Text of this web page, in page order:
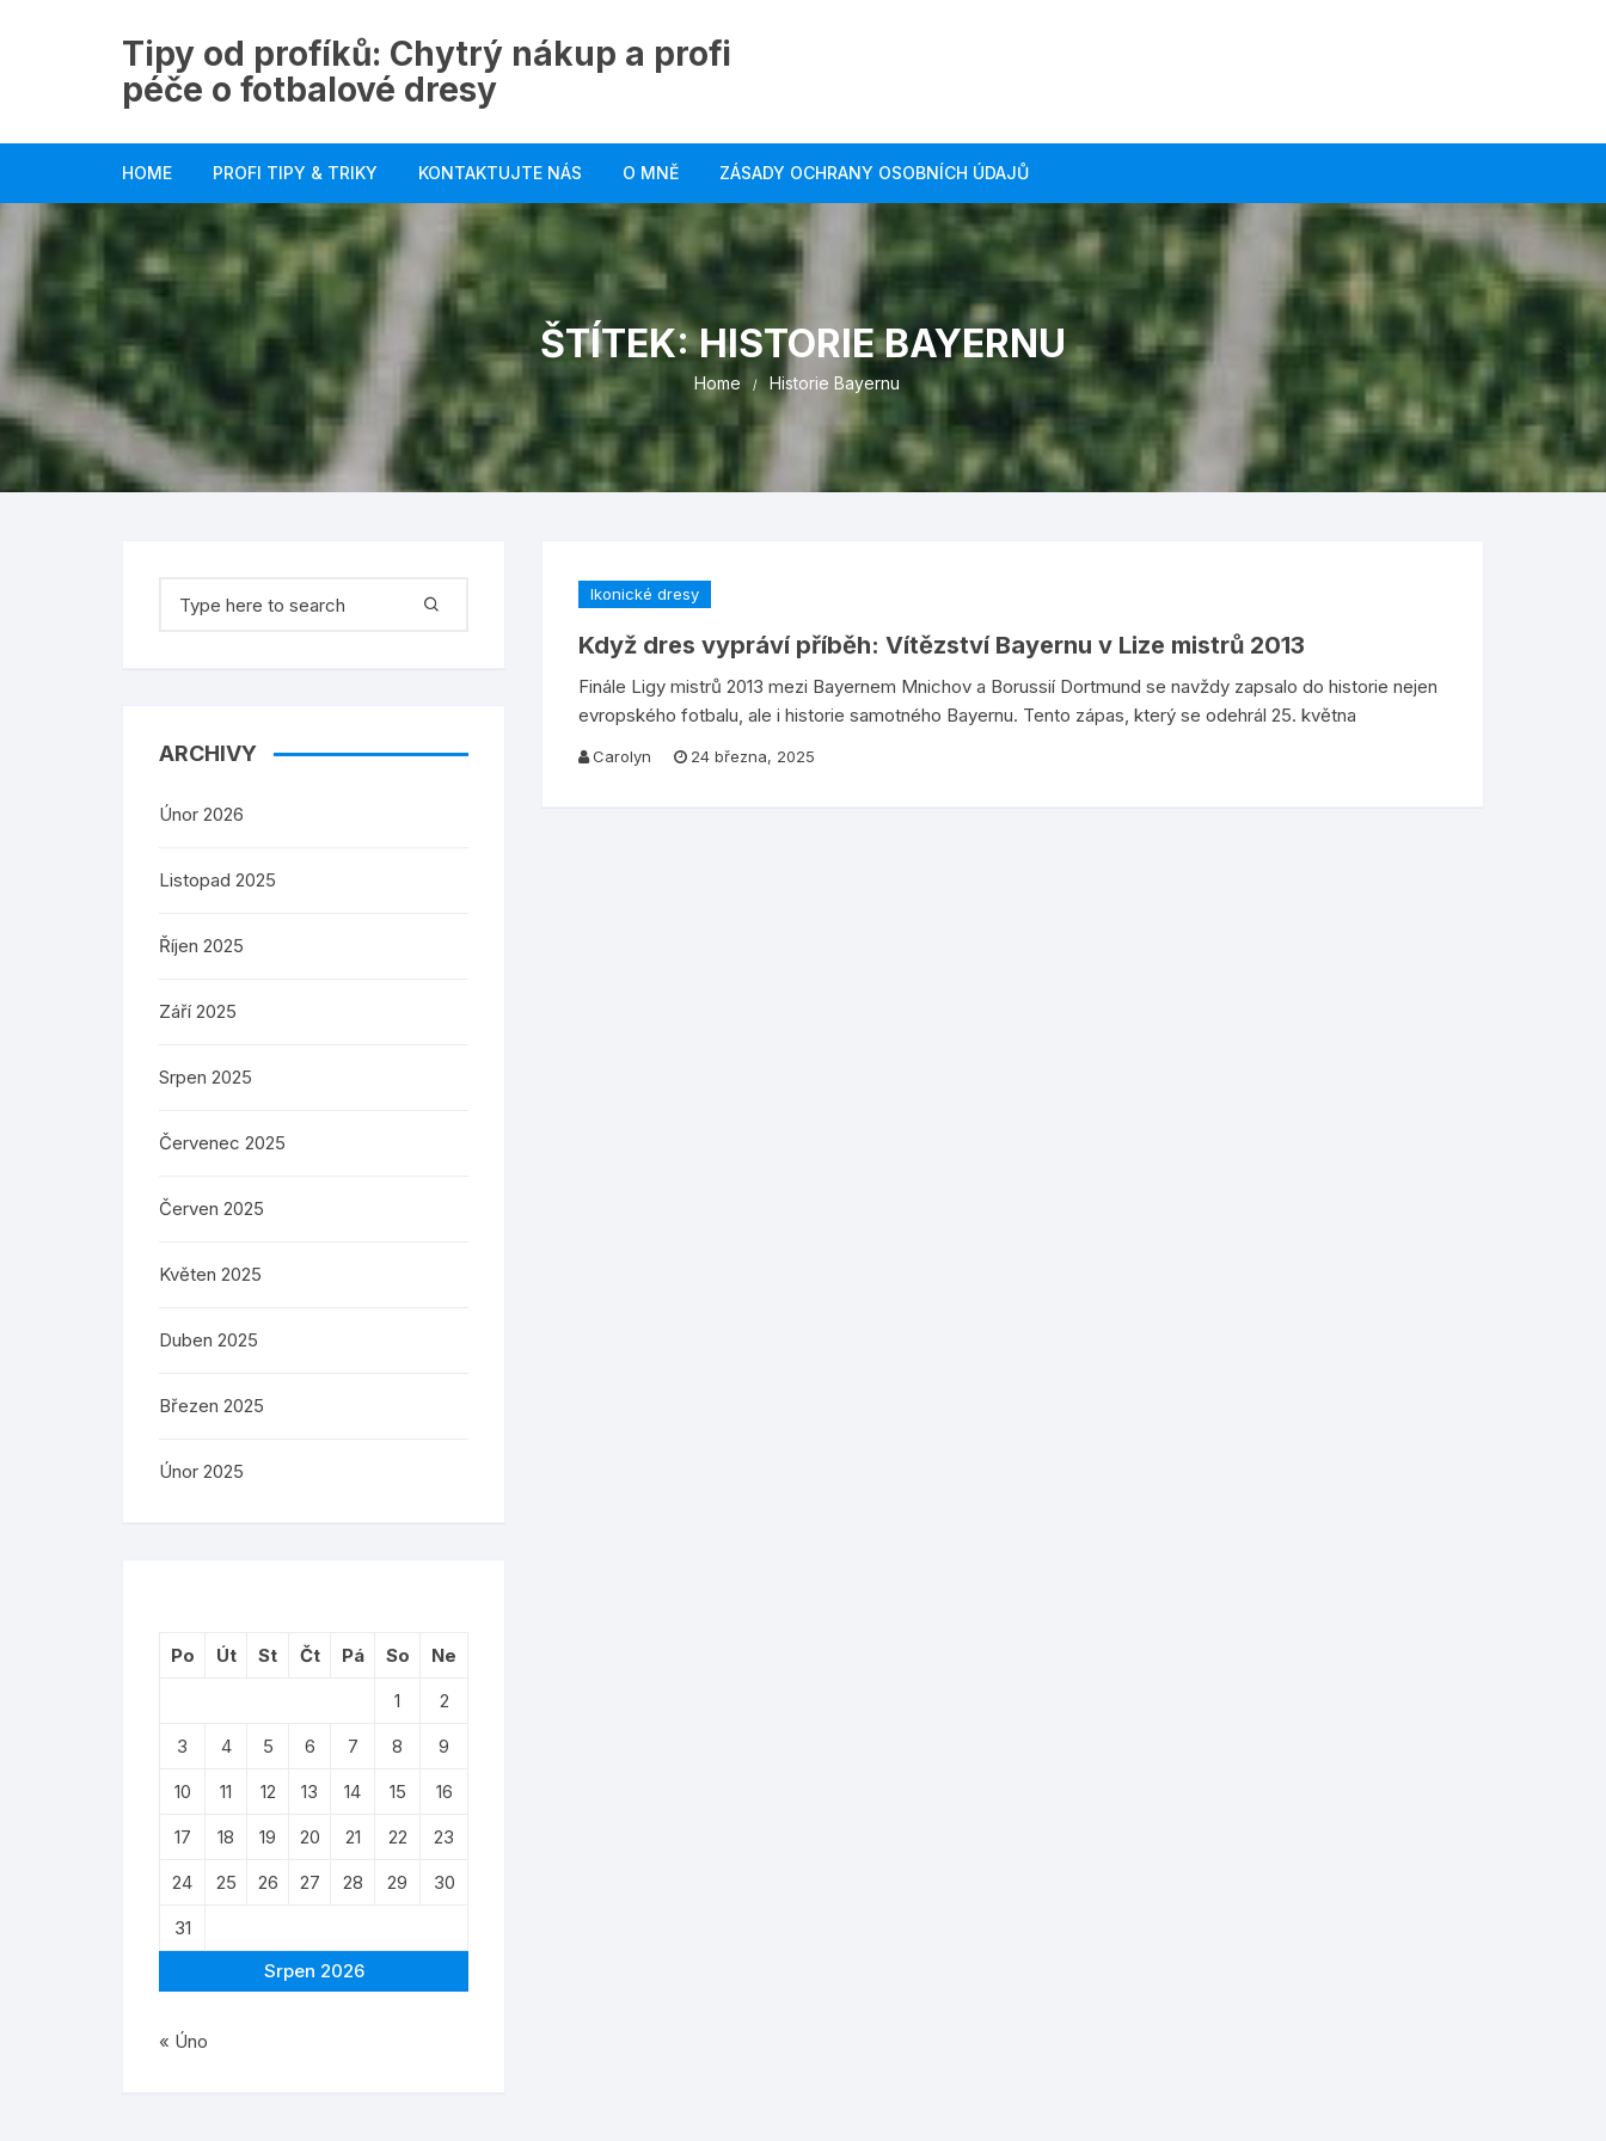
Tipy od profíků: Chytrý nákup a profi
péče o fotbalové dresy
HOME PROFI TIPY & TRIKY KONTAKTUJTE NÁS O MNĚ ZÁSADY OCHRANY OSOBNÍCH ÚDAJŮ
ŠTÍTEK:HISTORIE BAYERNU
Home Historie Bayernu
Ikonické dresy
Když dres vypráví příběh: Vítězství Bayernu v Lize mistrů 2013
Finále Ligy mistrů 2013 mezi Bayernem Mnichov a Borussií Dortmund se navždy zapsalo do historie nejen
evropského fotbalu, ale i historie samotného Bayernu. Tento zápas, který se odehrál 25. května
Carolyn 24 března, 2025
for:
ARCHIVY
Únor 2026
Listopad 2025
Říjen 2025
Září 2025
Srpen 2025
Červenec 2025
Červen 2025
Květen 2025
Duben 2025
Březen 2025
Únor 2025
Srpen 2026
Po Út St Čt Pá So
Ne
1
2
3
4 5 6 7 8
9
10
11 12 13 14 15
16
17
18 19 20 21 22
23
24
25 26 27 28 29
30
31
« Úno